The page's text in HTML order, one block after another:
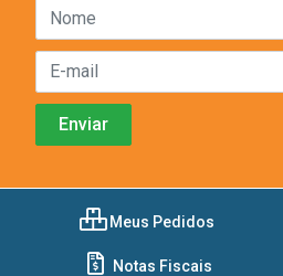
Meus Pedidos
Notas Fiscais